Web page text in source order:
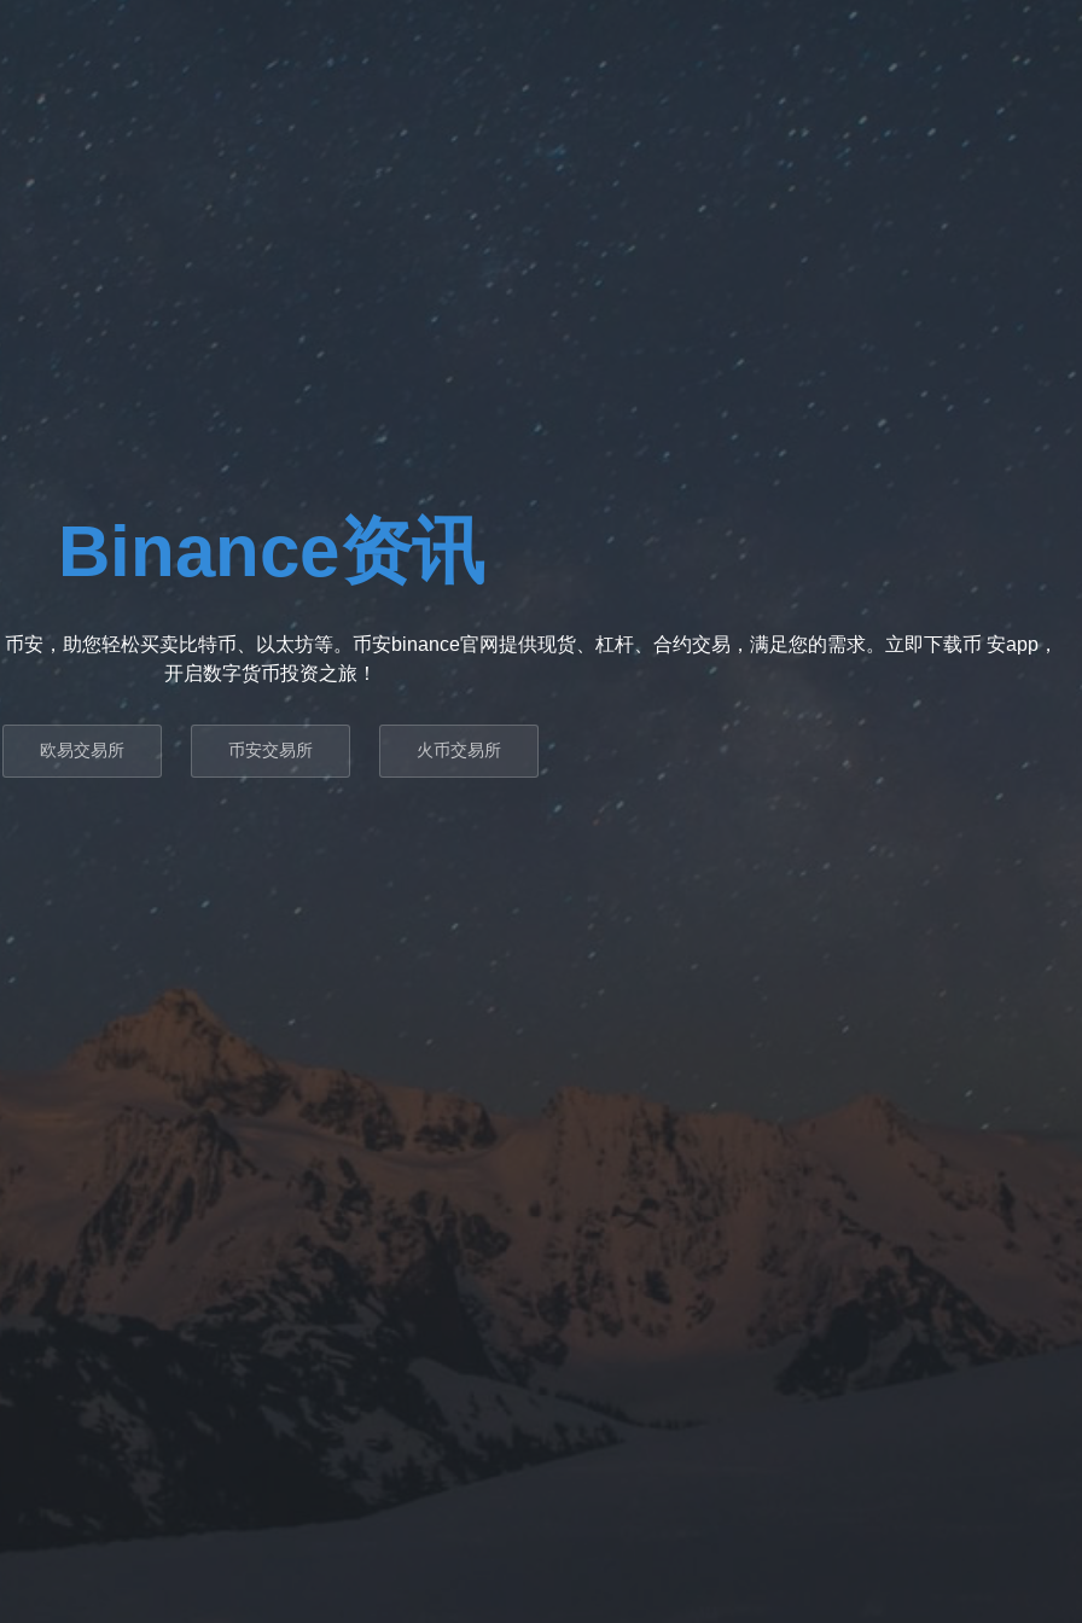
Binance资讯
安，助您轻松买卖比特币、以太坊等。币安binance官网提供现货、杠杆、合约交易，满足您的需求。立即下载币 安app，
开启数字货币投资之旅！
欧易交易所 币安交易所 火币交易所